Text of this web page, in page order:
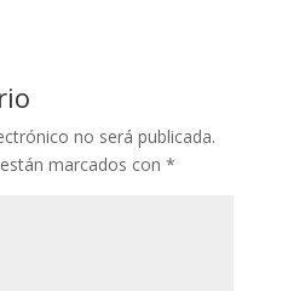
no será publicada.
marcados con *